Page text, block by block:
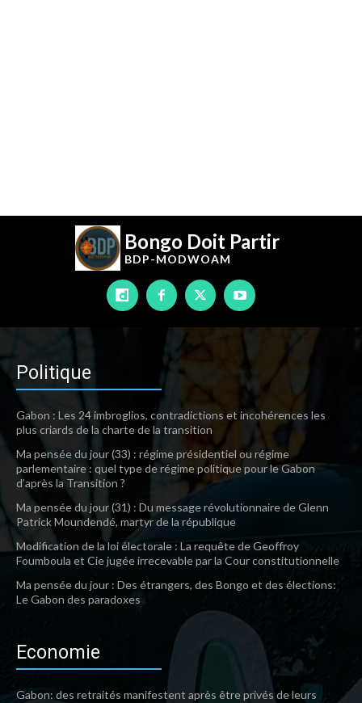
Bongo Doit Partir
BDP-MODWOAM
Politique
Gabon : Les 24 imbroglios, contradictions et incohérences les
plus criards de la charte de la transition
Ma pensée du jour (33) : régime présidentiel ou régime
parlementaire : quel type de régime politique pour le Gabon
d’après la Transition ?
Ma pensée du jour (31) : Du message révolutionnaire de Glenn
Patrick Moundendé, martyr de la république
Modification de la loi électorale : La requête de Geoffroy
Foumboula et Cie jugée irrecevable par la Cour constitutionnelle
Ma pensée du jour : Des étrangers, des Bongo et des élections:
Le Gabon des paradoxes
Economie
Gabon: des retraités manifestent après être privés de leurs